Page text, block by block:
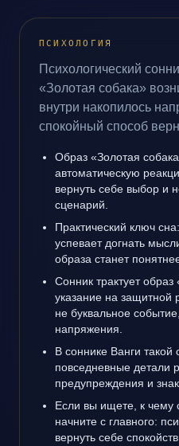
ПСИХОЛОГИЯ
Психологический
«Золотая собака»
внутри накопилось
спокойный способ
Образ «Золотая
автоматическую
вернуть себе выбор и
сценарий.
Практический ключ
успевает догнать
образа станет
Сонник трактует образ
указание на защитной
не буквальное
напряжения.
В соннике Ванги такой
повседневные детали
предупреждения и
Если вы ищете, к чему
начните с главного:
вернуть себе